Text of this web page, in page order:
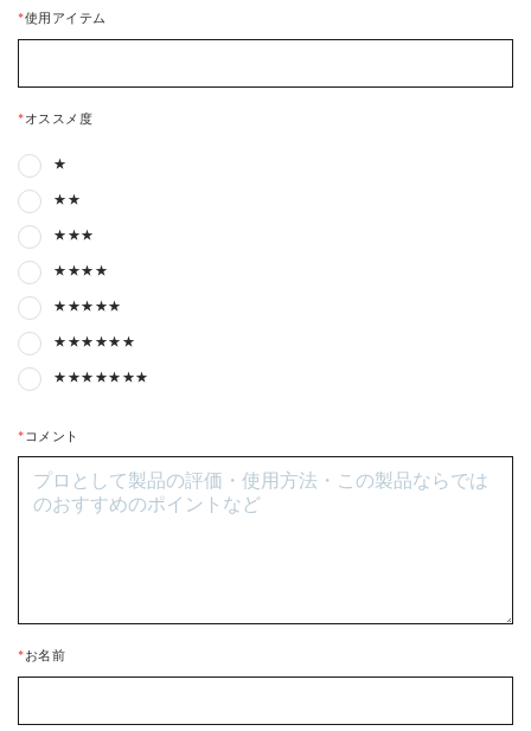
*使用アイテム
*オススメ度
★
★★
★★★
★★★★
★★★★★
★★★★★★
★★★★★★★
*コメント
*お名前